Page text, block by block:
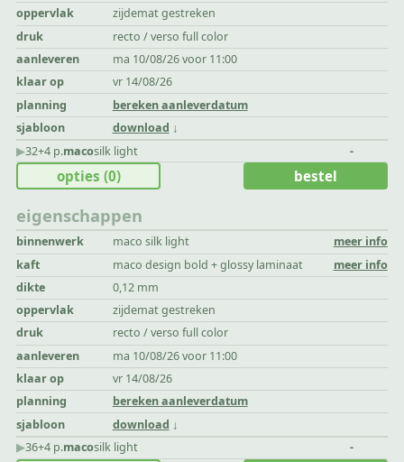
oppervlak
zijdemat gestreken
druk
recto / verso full color
aanleveren
ma 10/08/26 voor 11:00
klaar op
vr 14/08/26
planning
bereken aanleverdatum
sjabloon
download
▶︎32+4 p.macosilk light -
eigenschappen
binnenwerk maco silk light
meer info
kaft
maco design bold + glossy laminaat
meer info
dikte
0,12 mm
oppervlak
zijdemat gestreken
druk
recto / verso full color
aanleveren
ma 10/08/26 voor 11:00
klaar op
vr 14/08/26
planning
bereken aanleverdatum
sjabloon
download
opties (0) bestel
▶︎36+4 p.macosilk light -